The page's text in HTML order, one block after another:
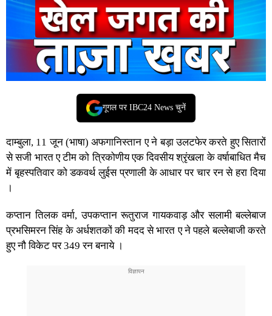
गूगल पर IBC24 News चुनें
दाम्बुला, 11 जून (भाषा) अफगानिस्तान ए ने बड़ा उलटफेर करते हुए सितारों
से सजी भारत ए टीम को त्रिकोणीय एक दिवसीय श्रृंखला के वर्षाबाधित मैच
में बृहस्पतिवार को डकवर्थ लुईस प्रणाली के आधार पर चार रन से हरा दिया
।
कप्तान तिलक वर्मा, उपकप्तान रूतुराज गायकवाड़ और सलामी बल्लेबाज
प्रभसिमरन सिंह के अर्धशतकों की मदद से भारत ए ने पहले बल्लेबाजी करते
हुए नौ विकेट पर 349 रन बनाये ।